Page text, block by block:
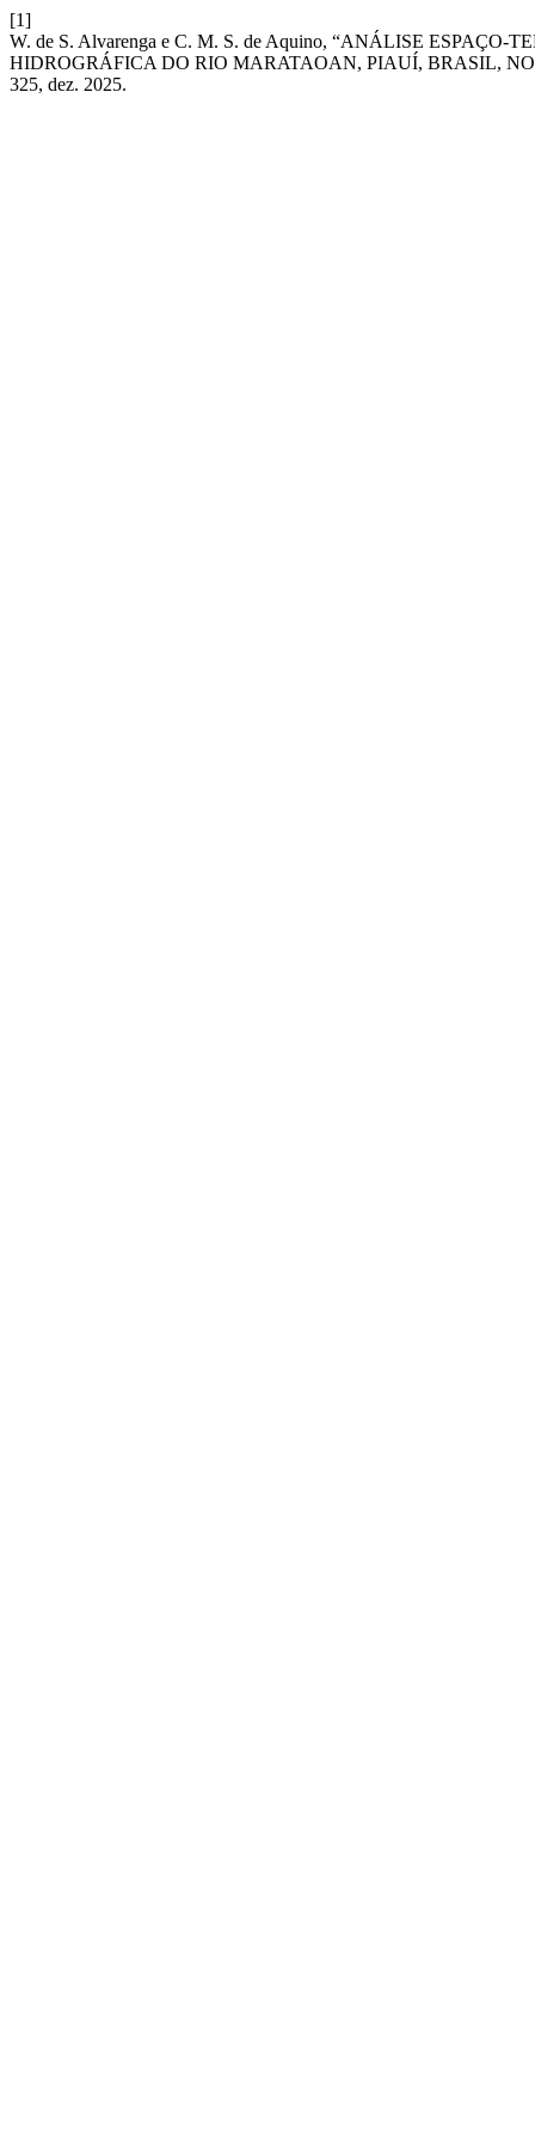
[1]
W. de S. Alvarenga e C. M. S. de Aquino, “ANÁLISE
HIDROGRÁFICA DO RIO MARATAOAN, PIAUÍ, BRASIL,
325, dez. 2025.